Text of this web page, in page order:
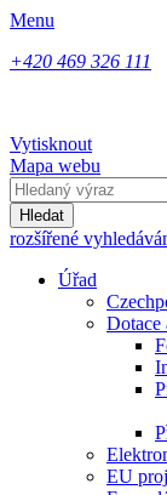
Menu
+420 469 326 111
Vytisknout
Mapa webu
Hledat
rozšířené
Úřad
Dotace
EU